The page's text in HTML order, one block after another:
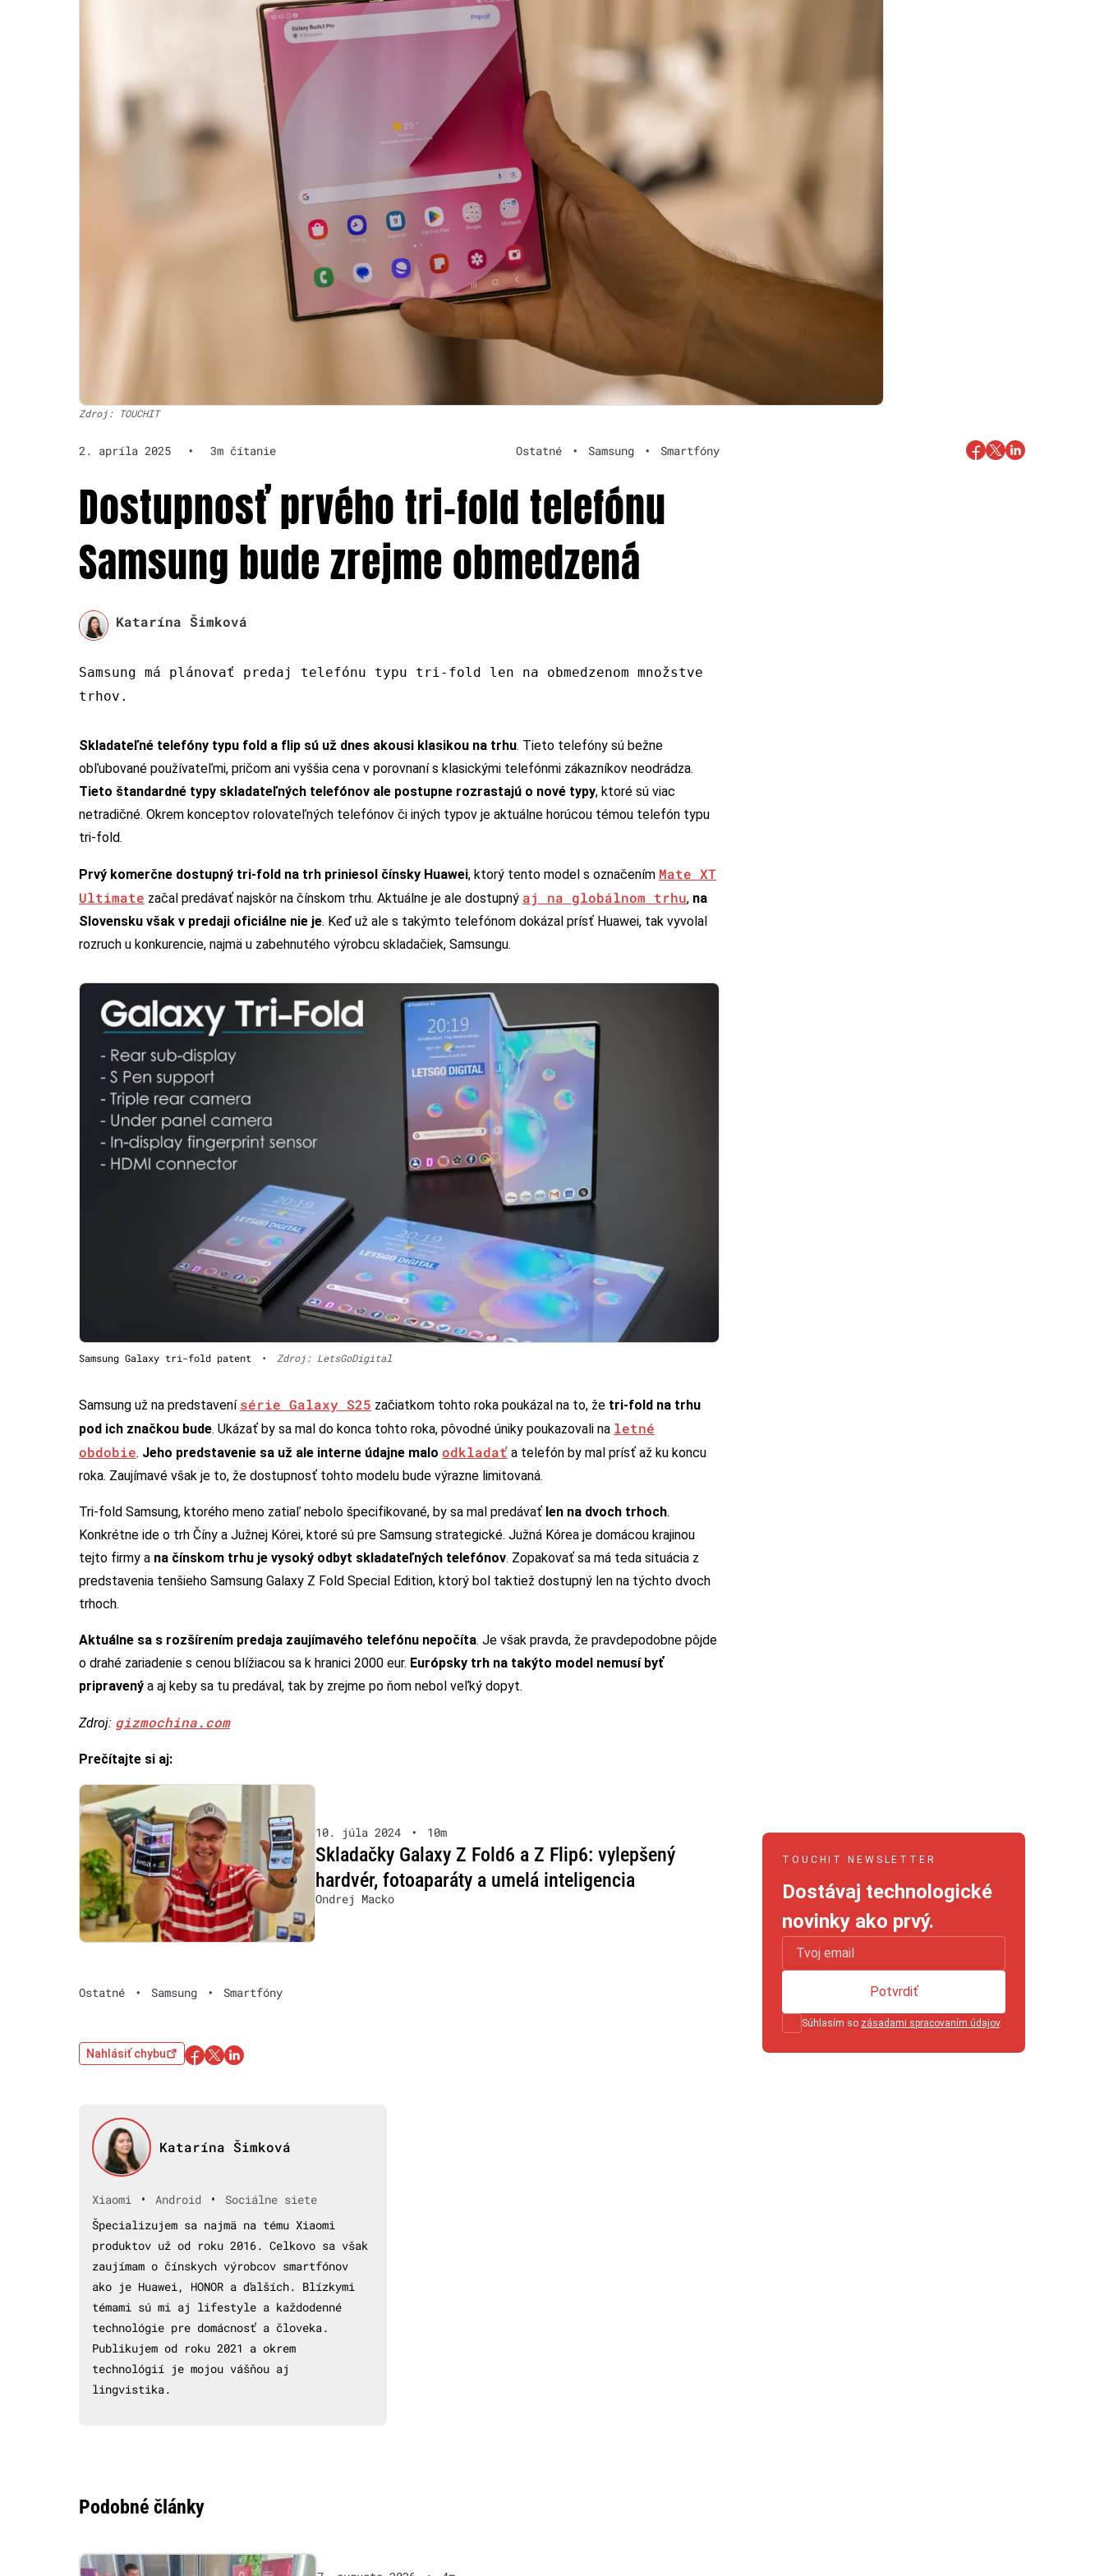
Zdroj: TOUCHIT
2. apríla 2025 • 3m čítanie Ostatné • Samsung • Smartfóny
Dostupnosť prvého tri-fold telefónu
Samsung bude zrejme obmedzená
Katarína Šimková
Samsung má plánovať predaj telefónu typu tri-fold len na obmedzenom množstve
trhov.
Skladateľné telefóny typu fold a flip sú už dnes akousi klasikou na trhu. Tieto telefóny sú bežne
obľubované používateľmi, pričom ani vyššia cena v porovnaní s klasickými telefónmi zákazníkov neodrádza.
Tieto štandardné typy skladateľných telefónov ale postupne rozrastajú o nové typy, ktoré sú viac
netradičné. Okrem konceptov rolovateľných telefónov či iných typov je aktuálne horúcou témou telefón typu
tri-fold.
Prvý komerčne dostupný tri-fold na trh priniesol čínsky Huawei, ktorý tento model s označením Mate XT
Ultimate začal predávať najskôr na čínskom trhu. Aktuálne je ale dostupný aj na globálnom trhu, na
Slovensku však v predaji oficiálne nie je. Keď už ale s takýmto telefónom dokázal prísť Huawei, tak vyvolal
rozruch u konkurencie, najmä u zabehnutého výrobcu skladačiek, Samsungu.
Samsung Galaxy tri-fold patent • Zdroj: LetsGoDigital
Samsung už na predstavení série Galaxy S25 začiatkom tohto roka poukázal na to, že tri-fold na trhu
pod ich značkou bude. Ukázať by sa mal do konca tohto roka, pôvodné úniky poukazovali na letné
obdobie. Jeho predstavenie sa už ale interne údajne malo odkladať a telefón by mal prísť až ku koncu
roka. Zaujímavé však je to, že dostupnosť tohto modelu bude výrazne limitovaná.
Tri-fold Samsung, ktorého meno zatiaľ nebolo špecifikované, by sa mal predávať len na dvoch trhoch.
Konkrétne ide o trh Číny a Južnej Kórei, ktoré sú pre Samsung strategické. Južná Kórea je domácou krajinou
tejto firmy a na čínskom trhu je vysoký odbyt skladateľných telefónov. Zopakovať sa má teda situácia z
predstavenia tenšieho Samsung Galaxy Z Fold Special Edition, ktorý bol taktiež dostupný len na týchto dvoch
trhoch.
Aktuálne sa s rozšírením predaja zaujímavého telefónu nepočíta. Je však pravda, že pravdepodobne pôjde
o drahé zariadenie s cenou blížiacou sa k hranici 2000 eur. Európsky trh na takýto model nemusí byť
pripravený a aj keby sa tu predával, tak by zrejme po ňom nebol veľký dopyt.
Zdroj: gizmochina.com
Prečítajte si aj:
10. júla 2024 • 10m
Skladačky Galaxy Z Fold6 a Z Flip6: vylepšený
hardvér, fotoaparáty a umelá inteligencia
Ondrej Macko
Ostatné • Samsung • Smartfóny
Nahlásiť chybu
Katarína Šimková
Xiaomi • Android •
Sociálne siete
Špecializujem sa najmä na tému Xiaomi
produktov už od roku 2016. Celkovo sa však
zaujímam o čínskych výrobcov smartfónov
ako je Huawei, HONOR a ďalších. Blízkymi
témami sú mi aj lifestyle a každodenné
technológie pre domácnosť a človeka.
Publikujem od roku 2021 a okrem
technológií je mojou vášňou aj
lingvistika.
Podobné články
TOUCHIT NEWSLETTER
Dostávaj technologické
novinky ako prvý.
Súhlasím so zásadami spracovaním údajov.
Potvrdiť